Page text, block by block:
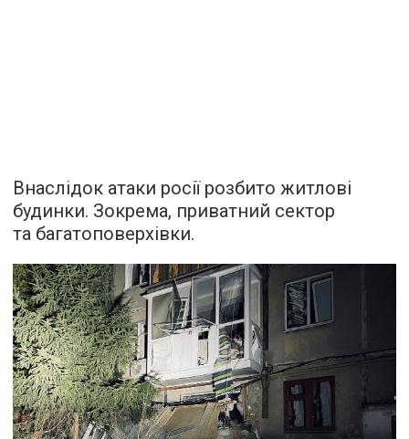
Внаслідок атаки росії розбито житлові
будинки. Зокрема, приватний сектор
та багатоповерхівки.